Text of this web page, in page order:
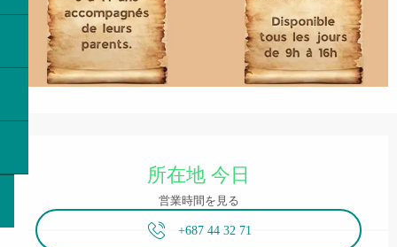
所在地 今日
営業時間を見る
+687 44 32 71